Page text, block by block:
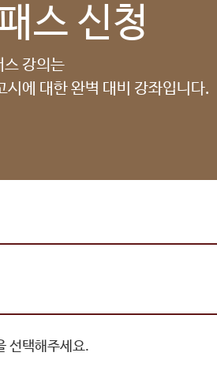
스 신청
스 강의는
시에 대한 완벽 대비 강좌입니다.
선택해주세요.